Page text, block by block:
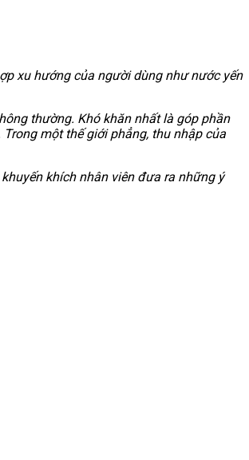
xu hướng của người dùng như nước yến
thường. Khó khăn nhất là góp phần
một thế giới phẳng, thu nhập của
khích nhân viên đưa ra những ý